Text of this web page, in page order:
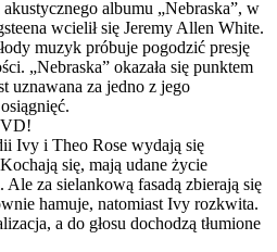
albumu „Nebraska”, w
wcielił się Jeremy Allen White.
muzyk próbuje pogodzić presję
„Nebraska” okazała się punktem
uznawana za jedno z jego
Ivy i Theo Rose wydają się
się, mają udane życie
Ale za sielankową fasadą zbierają się
hamuje, natomiast Ivy rozkwita.
a do głosu dochodzą tłumione